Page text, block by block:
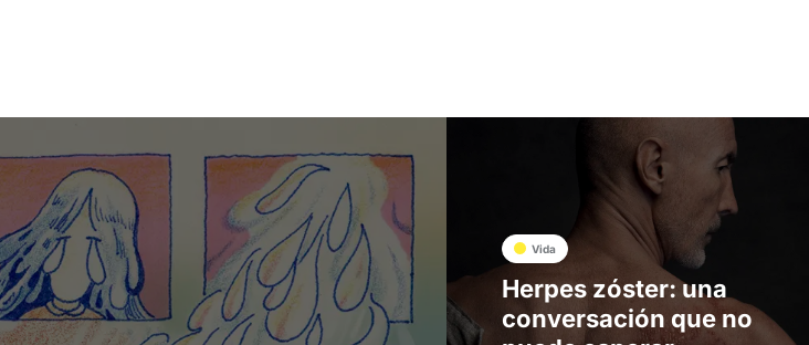
Vida
Herpes zóster: una
conversación que no